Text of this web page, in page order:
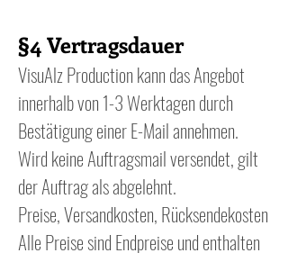
§4 Vertragsdauer
VisuAlz Production kann das Angebot
innerhalb von 1-3 Werktagen durch
Bestätigung einer E-Mail annehmen.
Wird keine Auftragsmail versendet, gilt
der Auftrag als abgelehnt.
Preise, Versandkosten, Rücksendekosten
Alle Preise sind Endpreise und enthalten